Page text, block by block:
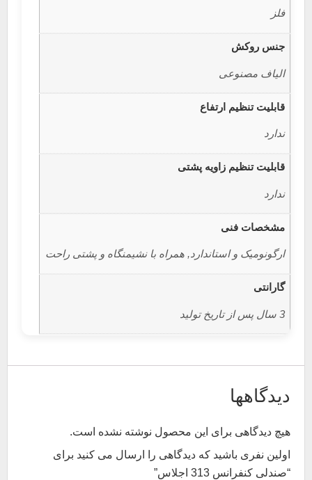
فلز
جنس روکش
الیاف مصنوعی
قابلیت تنظیم ارتفاع
ندارد
قابلیت تنظیم زاویه پشتی
ندارد
مشخصات فنی
ارگونومیک و استاندارد, همراه با نشیمنگاه و پشتی راحت
گارانتی
3 سال پس از تاریخ تولید
دیدگاهها
هیچ دیدگاهی برای این محصول نوشته نشده است.
اولین نفری باشید که دیدگاهی را ارسال می کنید برای
“صندلی کنفرانس 313 اجلاس”